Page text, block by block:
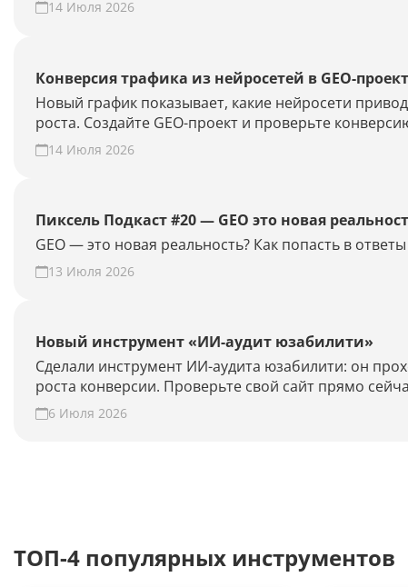
14 Июля 2026
Конверсия трафика из нейросетей в GEO-
Новый график показывает, какие нейросети
роста. Создайте GEO-проект и проверьте
14 Июля 2026
Пиксель Подкаст #20 — GEO это новая
GEO — это новая реальность? Как попасть в
13 Июля 2026
Новый инструмент «ИИ-аудит юзабилити»
Сделали инструмент ИИ-аудита юзабилити: он
роста конверсии. Проверьте свой сайт прямо
6 Июля 2026
ТОП-4 популярных инструментов